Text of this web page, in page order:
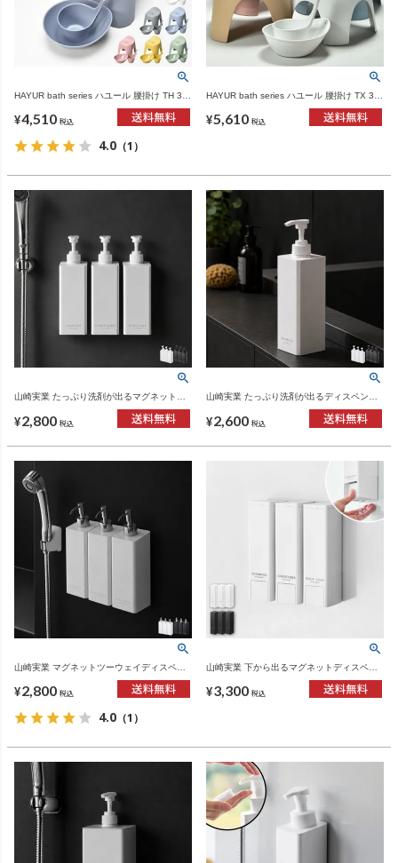
HAYUR bath series ハユール 腰掛け TH 3点
¥4,510 税込
4.0 （1）
HAYUR bath series ハユール 腰掛け TX 3点
¥5,610 税込
山崎実業 たっぷり洗剤が出るマグネットデ
ィスペンサー タワー tower | バスグッズ・タ
ワーシリーズ
¥2,800 税込
山崎実業 たっぷり洗剤が出るディスペンサ
ー タワー tower | バスグッズ・タワーシリー
ズ
¥2,600 税込
山崎実業 マグネットツーウェイディスペン
ーズ
¥2,800 税込
4.0 （1）
山崎実業 下から出るマグネットディスペン
ーズ
¥3,300 税込